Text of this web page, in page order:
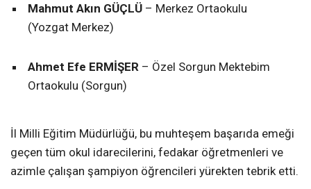
Mahmut Akın GÜÇLÜ – Merkez Ortaokulu
(Yozgat Merkez)
Ahmet Efe ERMİŞER – Özel Sorgun Mektebim
Ortaokulu (Sorgun)
İl Milli Eğitim Müdürlüğü, bu muhteşem başarıda emeği
geçen tüm okul idarecilerini, fedakar öğretmenleri ve
azimle çalışan şampiyon öğrencileri yürekten tebrik etti.